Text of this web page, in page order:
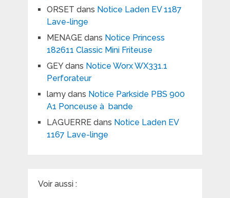
ORSET dans Notice Laden EV 1187
Lave-linge
MENAGEdans Notice Princess
182611 Classic Mini Friteuse
GEYdans Notice Worx WX331.1
Perforateur
lamydans Notice Parkside PBS 900
A1 Ponceuse à bande
LAGUERREdans Notice Laden EV
1167 Lave-linge
Voir aussi :